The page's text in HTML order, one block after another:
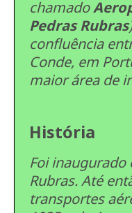
chamado
Pedras Rubras
confluência
Conde, em
maior área de
História
Foi inaugurado
Rubras. Até
transportes